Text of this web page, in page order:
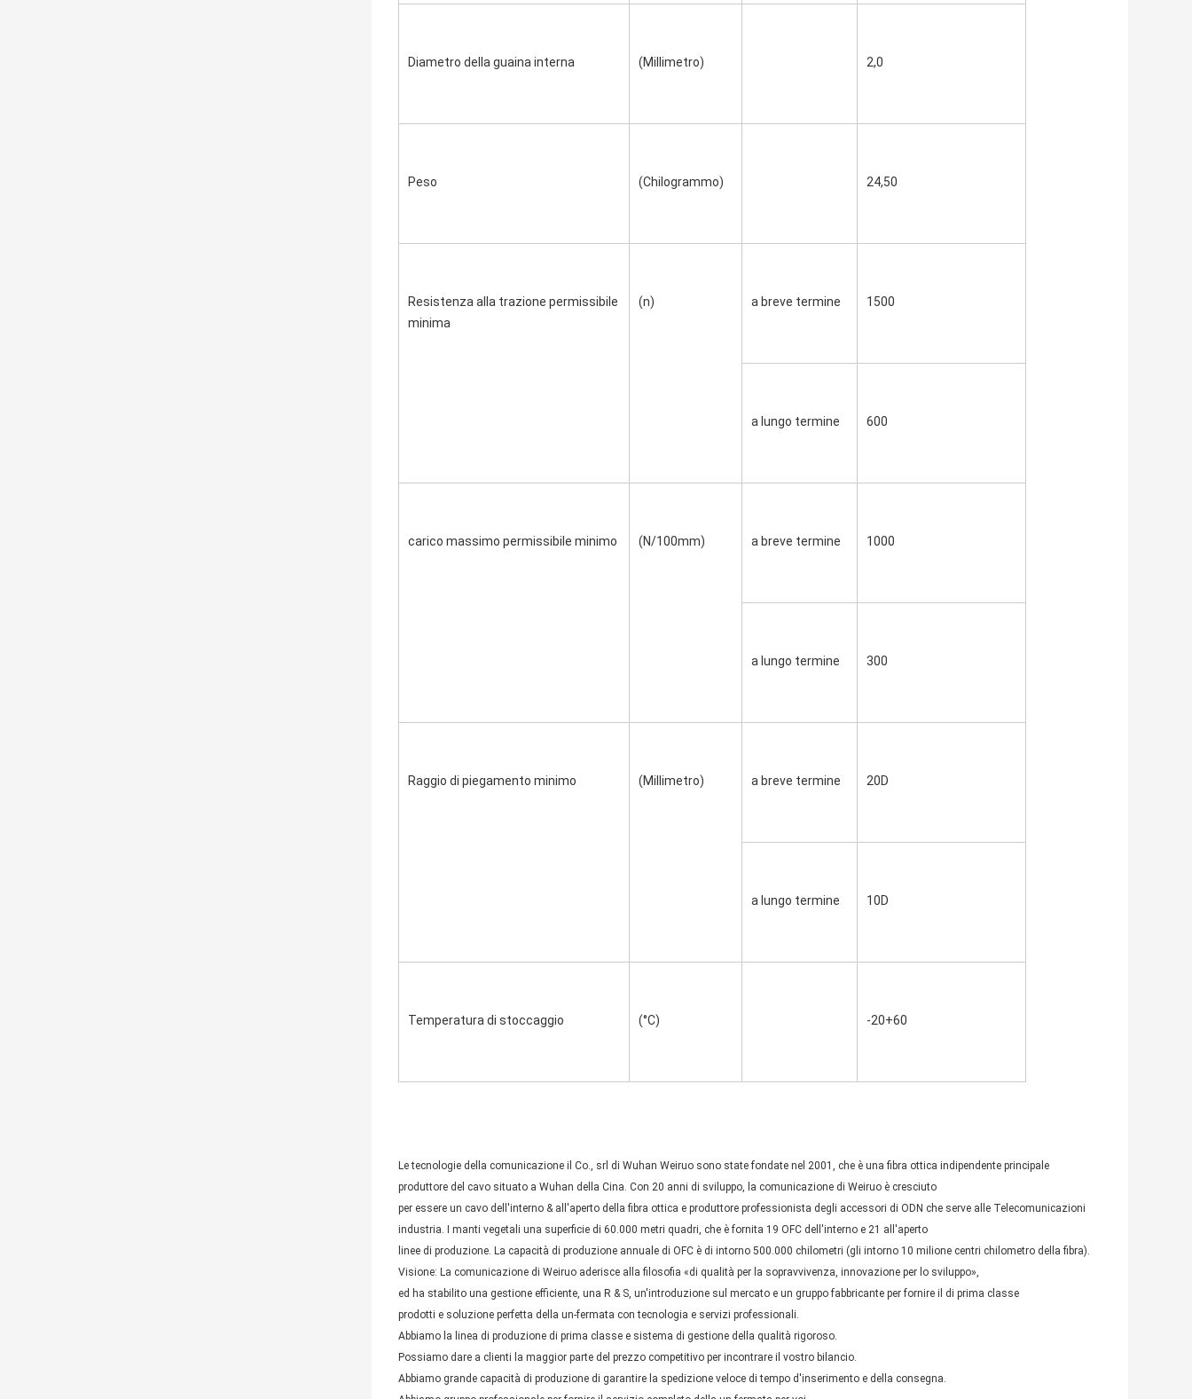
Diametro della guaina interna (Millimetro) 2,0
Peso (Chilogrammo) 24,50
Resistenza alla trazione permissibile
minima
(n) a breve termine 1500
a lungo termine 600
carico massimo permissibile minimo (N/100mm) a breve termine 1000
a lungo termine 300
Raggio di piegamento minimo (Millimetro) a breve termine 20D
a lungo termine 10D
Temperatura di stoccaggio (°C) -20+60
Le tecnologie della comunicazione il Co., srl di Wuhan Weiruo sono state fondate nel 2001, che è una fibra ottica indipendente principale
produttore del cavo situato a Wuhan della Cina. Con 20 anni di sviluppo, la comunicazione di Weiruo è cresciuto
per essere un cavo dell'interno & all'aperto della fibra ottica e produttore professionista degli accessori di ODN che serve alle Telecomunicazioni
industria. I manti vegetali una superficie di 60.000 metri quadri, che è fornita 19 OFC dell'interno e 21 all'aperto
linee di produzione. La capacità di produzione annuale di OFC è di intorno 500.000 chilometri (gli intorno 10 milione centri chilometro della fibra).
Visione: La comunicazione di Weiruo aderisce alla filosofia «di qualità per la sopravvivenza, innovazione per lo sviluppo»,
ed ha stabilito una gestione efficiente, una R & S, un'introduzione sul mercato e un gruppo fabbricante per fornire il di prima classe
prodotti e soluzione perfetta della un-fermata con tecnologia e servizi professionali.
Abbiamo la linea di produzione di prima classe e sistema di gestione della qualità rigoroso.
Possiamo dare a clienti la maggior parte del prezzo competitivo per incontrare il vostro bilancio.
Abbiamo grande capacità di produzione di garantire la spedizione veloce di tempo d'inserimento e della consegna.